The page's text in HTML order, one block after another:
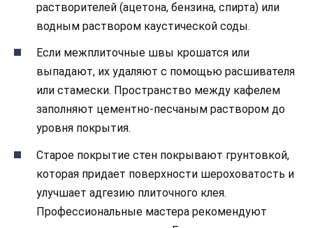
растворителей (ацетона, бензина, спирта) или
водным раствором каустической соды.
Если межплиточные швы крошатся или
выпадают, их удаляют с помощью расшивателя
или стамески. Пространство между кафелем
заполняют цементно-песчаным раствором до
уровня покрытия.
Старое покрытие стен покрывают грунтовкой,
которая придает поверхности шероховатость и
улучшает адгезию плиточного клея.
Профессиональные мастера рекомендуют